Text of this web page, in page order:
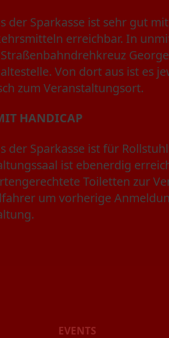
der Sparkasse ist sehr gut
erreichbar. In
Von dort aus ist es
zum Veranstaltungsort.
HANDICAP
der Sparkasse ist für
ist ebenerdig
Toiletten zur
um vorherige
EVENTS